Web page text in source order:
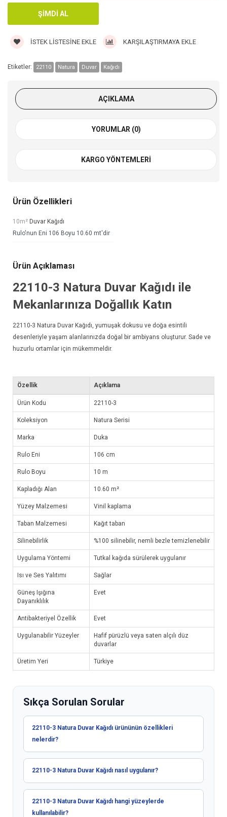
İSTEK LISTESINE EKLE KARŞILAŞTIRMAYA EKLE
Etiketler: 22110 Natura Duvar Kağıdı
AÇIKLAMA
YORUMLAR (0)
KARGO YÖNTEMLERI
Ürün Özellikleri
10m² Duvar Kağıdı
Rulo'nun Eni 106 Boyu 10.60 mt'dir
Ürün Açıklaması
22110-3 Natura Duvar Kağıdı ile
Mekanlarınıza Doğallık Katın
22110-3 Natura Duvar Kağıdı , yumuşak dokusu ve doğa esintili
desenleriyle yaşam alanlarınızda doğal bir ambiyans oluşturur. Sade ve
huzurlu ortamlar için mükemmeldir.
Özellik Açıklama
Ürün Kodu 22110-3
Koleksiyon Natura Serisi
Marka Duka
Rulo Eni 106 cm
Rulo Boyu 10 m
Kapladığı Alan 10.60 m²
Yüzey Malzemesi Vinil kaplama
Taban Malzemesi Kağıt taban
Silinebilirlik %100 silinebilir, nemli bezle temizlenebilir
Uygulama Yöntemi Tutkal kağıda sürülerek uygulanır
Isı ve Ses Yalıtımı Sağlar
Güneş Işığına
Dayanıklılık
Evet
Antibakteriyel Özellik Evet
Uygulanabilir Yüzeyler
Hafif pürüzlü veya saten alçılı düz
duvarlar
Üretim Yeri Türkiye
Sıkça Sorulan Sorular
22110-3 Natura Duvar Kağıdı ürününün özellikleri
nelerdir?
22110-3 Natura Duvar Kağıdı nasıl uygulanır?
22110-3 Natura Duvar Kağıdı hangi yüzeylerde
kullanılabilir?